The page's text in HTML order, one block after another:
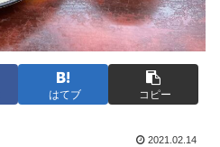
はてブ コピー
2021.02.14